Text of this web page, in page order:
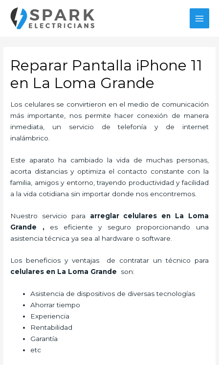
contenido
Reparar Pantalla iPhone 11
en La Loma Grande
Los celulares se convirtieron en el medio de comunicación
más importante, nos permite hacer conexión de manera
inmediata, un servicio de telefonía y de internet
inalámbrico.
Este aparato ha cambiado la vida de muchas personas,
acorta distancias y optimiza el contacto constante con la
familia, amigos y entorno, trayendo productividad y facilidad
a la vida cotidiana sin importar donde nos encontremos.
Nuestro servicio para arreglar celulares en La Loma
Grande
,es eficiente y seguro proporcionando una
asistencia técnica ya sea al hardware o software.
Los beneficios y ventajas de contratar un técnico para
celulares en La Loma Grande son:
Asistencia de dispositivos de diversas tecnologías
Ahorrar tiempo
Experiencia
Rentabilidad
Garantía
etc